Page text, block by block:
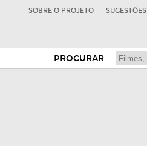
SOBRE O PROJETO SUGESTÕES
PROCURAR